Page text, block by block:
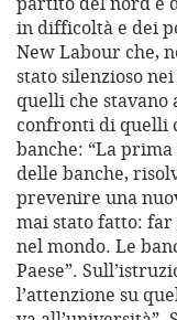
in difficoltà e dei
New Labour che,
stato silenzioso
quelli che
confronti di quelli
banche: “La
delle banche,
prevenire una
mai stato fatto: far
nel mondo. Le
Paese”.
l’attenzione su